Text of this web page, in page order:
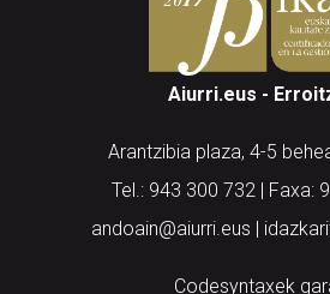
Aiurri.eus -
Arantzibia plaza, 4-5
Tel.: 943 300 732 | Faxa:
andoain@aiurri.eus |
Codesyntaxek